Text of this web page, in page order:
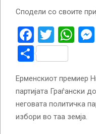
Сподели со своите
Share
Ерменскиот премиер
партијата Граѓански
неговата политичка
избори во таа земја.